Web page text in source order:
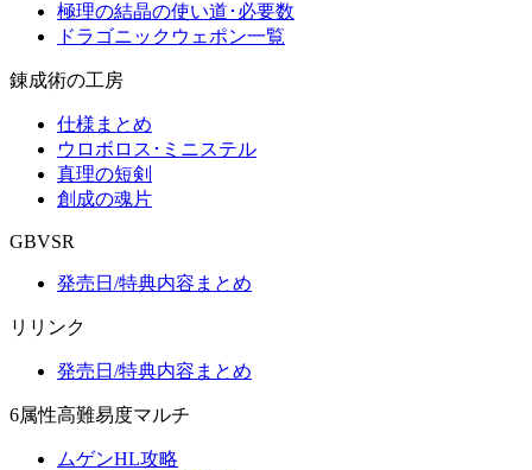
極理の結晶の使い道･必要数
ドラゴニックウェポン一覧
錬成術の工房
仕様まとめ
ウロボロス･ミニステル
真理の短剣
創成の魂片
GBVSR
発売日/特典内容まとめ
リリンク
発売日/特典内容まとめ
6属性高難易度マルチ
ムゲンHL攻略